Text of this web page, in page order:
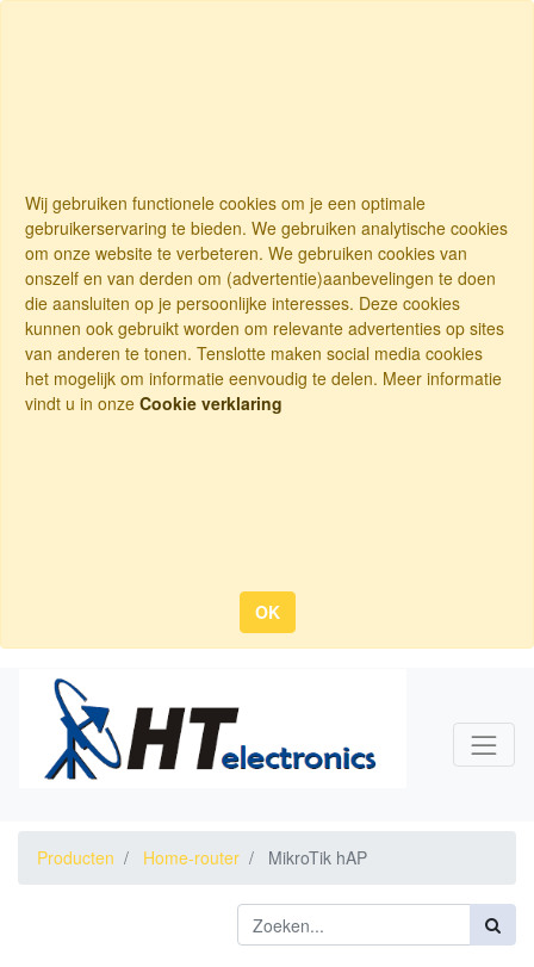
Wij gebruiken functionele cookies om je een optimale
gebruikerservaring te bieden. We gebruiken analytische cookies
om onze website te verbeteren. We gebruiken cookies van
onszelf en van derden om (advertentie)aanbevelingen te doen
die aansluiten op je persoonlijke interesses. Deze cookies
kunnen ook gebruikt worden om relevante advertenties op sites
van anderen te tonen. Tenslotte maken social media cookies
het mogelijk om informatie eenvoudig te delen. Meer informatie
vindt u in onze Cookie verklaring
OK
Producten Home-router MikroTik hAP